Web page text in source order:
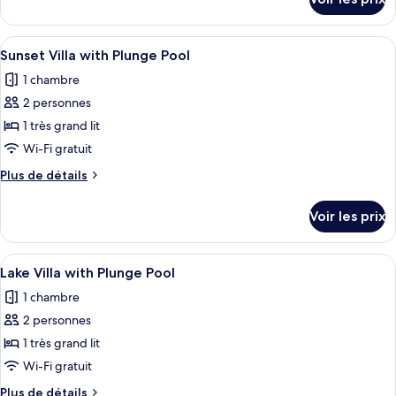
chambre :
Lake
Villa
le
type
de
Lake
Villa
Afficher
toutes
les
photos
pour
ce
type
de
Sunset
Villa
with
Plunge
Pool
Un espace aménagé au bord de la
5
Sunset Villa with Plunge Pool
1 chambre
2 personnes
1 très grand lit
Wi-Fi gratuit
Plus de détails
Plus
le
type
de
Sunset
Villa
Plunge
Pool
Voir les prix
Afficher
toutes
les
photos
pour
ce
type
Un espace aménagé au bord de la
5
Lake Villa with Plunge Pool
1 chambre
2 personnes
1 très grand lit
Wi-Fi gratuit
Plus de détails
Plus